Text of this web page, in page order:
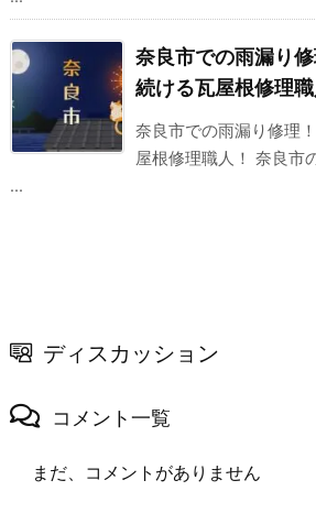
奈良市での雨漏り
続ける瓦屋根修理職
奈良市での雨漏り修理
屋根修理職人！ 奈良市
...
ディスカッション
コメント一覧
まだ、コメントがありません